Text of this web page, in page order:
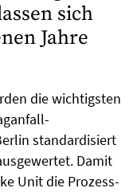
sich
Jahre
die wichtigsten
standardisiert
Damit
Unit die Prozess-